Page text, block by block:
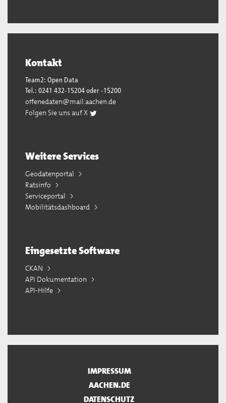
Kontakt
Team2: Open Data
Tel.: 0241 432-15204 oder -15200
offenedaten@mail.aachen.de
Folgen Sie uns auf X
Weitere Services
Geodatenportal
Ratsinfo
Serviceportal
Mobilitätsdashboard
Eingesetzte Software
CKAN
API Dokumentation
API-Hilfe
IMPRESSUM
AACHEN.DE
DATENSCHUTZ